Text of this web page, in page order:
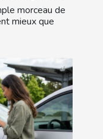
morceau de
mieux que